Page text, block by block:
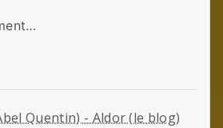
Quentin) - Aldor (le blog)